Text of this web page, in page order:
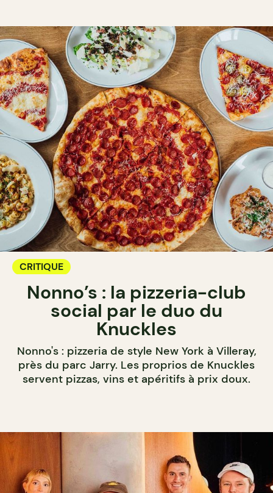
CRITIQUE
Nonno’s : la pizzeria-club
social par le duo du
Knuckles
Nonno's : pizzeria de style New York à Villeray,
près du parc Jarry. Les proprios de Knuckles
servent pizzas, vins et apéritifs à prix doux.